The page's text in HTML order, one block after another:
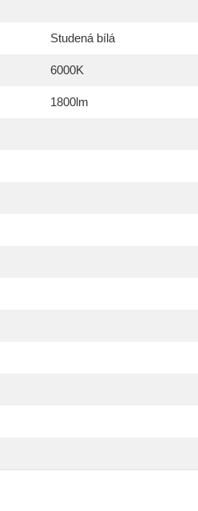
Studená bílá
6000K
1800lm